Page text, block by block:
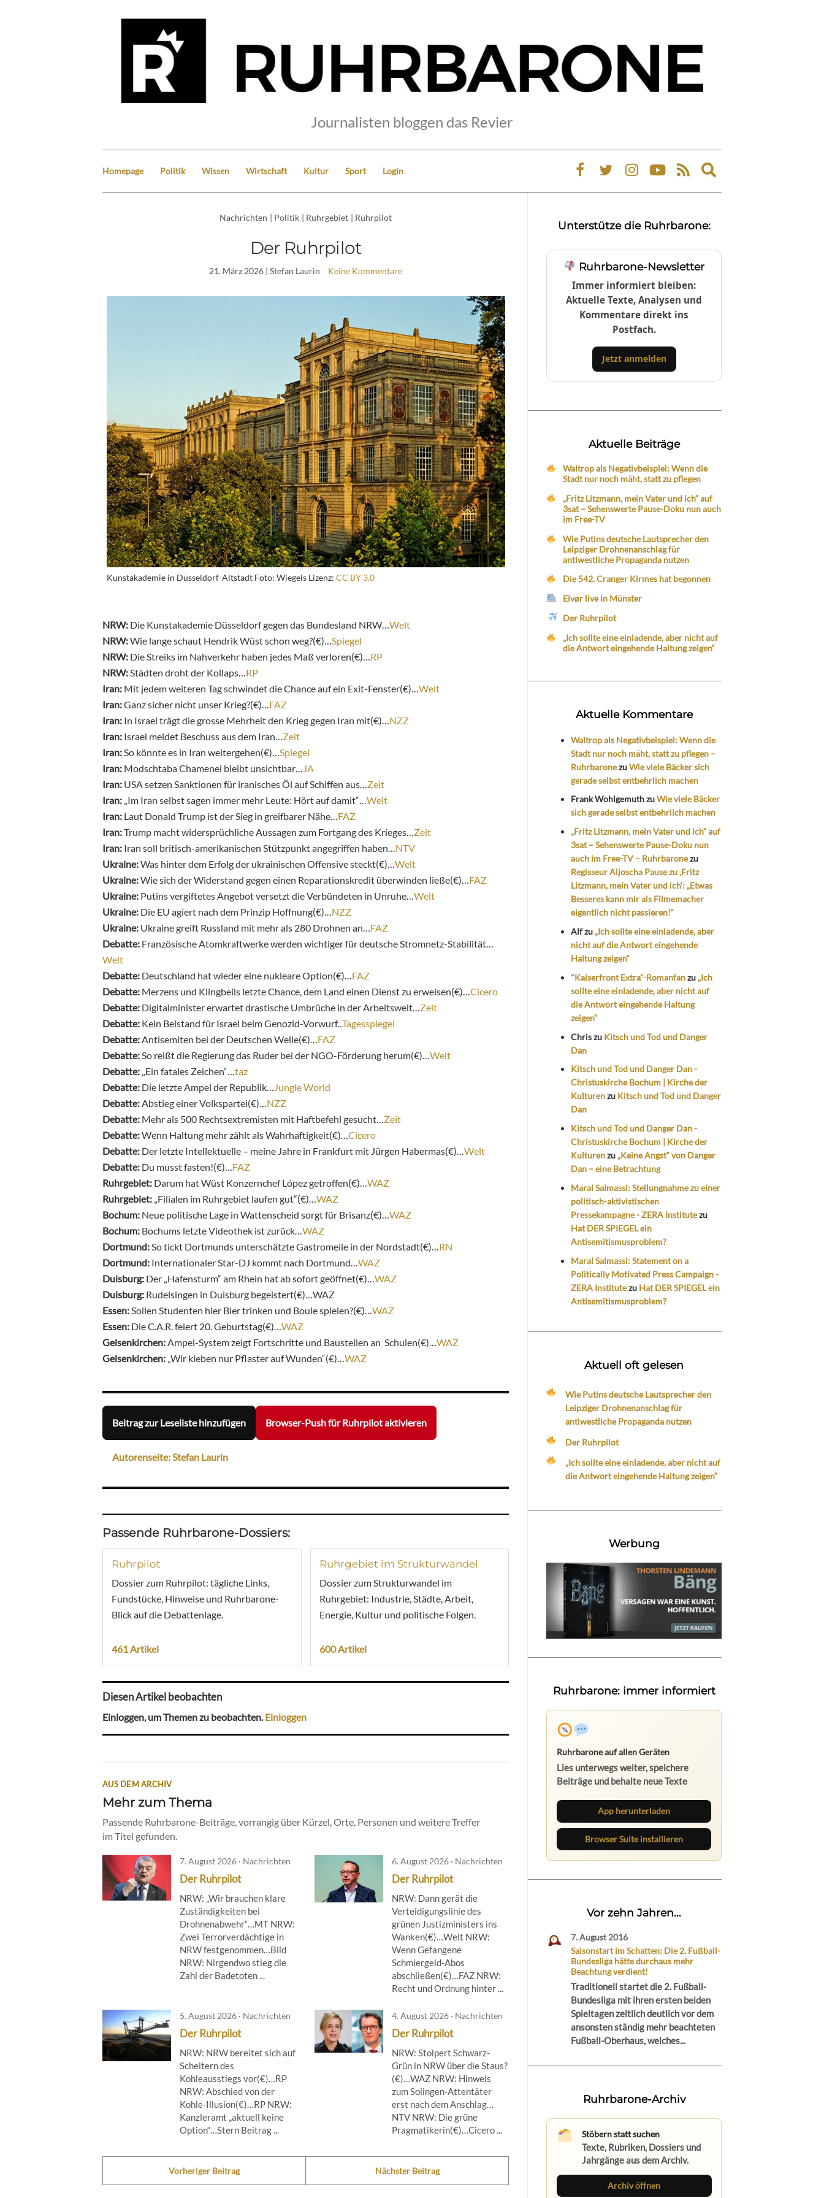
Journalisten bloggen das Revier
Homepage Politik Wissen Wirtschaft Kultur Sport Login
Expand
search
Nachrichten | Politik | Ruhrgebiet | Ruhrpilot
Der Ruhrpilot
21. März 2026 | Stefan Laurin Keine Kommentare
Kunstakademie in Düsseldorf-Altstadt Foto: Wiegels Lizenz: CC BY 3.0
NRW: Die Kunstakademie Düsseldorf gegen das Bundesland NRW… Welt
NRW:Wie lange schaut Hendrik Wüst schon weg?(€)… Spiegel
NRW: Die Streiks im Nahverkehr haben jedes Maß verloren(€)… RP
NRW: Städten droht der Kollaps… RP
Iran: Mit jedem weiteren Tag schwindet die Chance auf ein Exit-Fenster(€)… Welt
Iran:Ganz sicher nicht unser Krieg?(€)… FAZ
Iran: In Israel trägt die grosse Mehrheit den Krieg gegen Iran mit(€)… NZZ
Iran: Israel meldet Beschuss aus dem Iran… Zeit
Iran: So könnte es in Iran weitergehen(€)… Spiegel
Iran: Modschtaba Chamenei bleibt unsichtbar…
JA
Iran: USA setzen Sanktionen für iranisches Öl auf Schiffen aus… Zeit
Iran: „Im Iran selbst sagen immer mehr Leute: Hört auf damit“… Welt
Iran: Laut Donald Trump ist der Sieg in greifbarer Nähe… FAZ
Iran:Trump macht widersprüchliche Aussagen zum Fortgang des Krieges… Zeit
Iran: Iran soll britisch-amerikanischen Stützpunkt angegriffen haben… NTV
Ukraine:Was hinter dem Erfolg der ukrainischen Offensive steckt(€)… Welt
Ukraine:Wie sich der Widerstand gegen einen Reparationskredit überwinden ließe(€)… FAZ
Ukraine: Putins vergiftetes Angebot versetzt die Verbündeten in Unruhe… Welt
Ukraine: Die EU agiert nach dem Prinzip Hoffnung(€)… NZZ
Ukraine: Ukraine greift Russland mit mehr als 280 Drohnen an… FAZ
Debatte: Französische Atomkraftwerke werden wichtiger für deutsche Stromnetz-Stabilität…
Welt
Debatte: Deutschland hat wieder eine nukleare Option(€)… FAZ
Debatte: Merzens und Klingbeils letzte Chance, dem Land einen Dienst zu erweisen(€)… Cicero
Debatte: Digitalminister erwartet drastische Umbrüche in der Arbeitswelt… Zeit
Debatte: Kein Beistand für Israel beim Genozid-Vorwurf.. .Tagesspiegel
Debatte: Antisemiten bei der Deutschen Welle(€)… FAZ
Debatte: So reißt die Regierung das Ruder bei der NGO-Förderung herum(€)… Welt
Debatte: „Ein fatales Zeichen“… taz
Debatte: Die letzte Ampel der Republik…
Jungle World
Debatte: Abstieg einer Volkspartei(€)… NZZ
Debatte: Mehr als 500 Rechtsextremisten mit Haftbefehl gesucht… Zeit
Debatte:Wenn Haltung mehr zählt als Wahrhaftigkeit(€)… Cicero
Debatte: Der letzte Intellektuelle – meine Jahre in Frankfurt mit Jürgen Habermas(€)… Welt
Debatte: Du musst fasten!(€)… FAZ
Ruhrgebiet: Darum hat Wüst Konzernchef López getroffen(€)… WAZ
Ruhrgebiet: „Filialen im Ruhrgebiet laufen gut“(€)… WAZ
Bochum: Neue politische Lage in Wattenscheid sorgt für Brisanz(€)… WAZ
Bochum: Bochums letzte Videothek ist zurück… WAZ
Dortmund: So tickt Dortmunds unterschätzte Gastromeile in der Nordstadt(€)… RN
Dortmund: Internationaler Star-DJ kommt nach Dortmund… WAZ
Duisburg: Der „Hafensturm“ am Rhein hat ab sofort geöffnet(€)… WAZ
Duisburg: Rudelsingen in Duisburg begeistert(€)…WAZ
Essen: Sollen Studenten hier Bier trinken und Boule spielen?(€)… WAZ
Essen: Die C.A.R. feiert 20. Geburtstag(€)… WAZ
Gelsenkirchen: Ampel-System zeigt Fortschritte und Baustellen an Schulen(€)… WAZ
Gelsenkirchen: „Wir kleben nur Pflaster auf Wunden“(€)… WAZ
Beitrag zur Leseliste hinzufügen Browser-Push für Ruhrpilot aktivieren
Autorenseite: Stefan Laurin
Passende Ruhrbarone-Dossiers:
Ruhrpilot
Dossier zum Ruhrpilot: tägliche Links,
Fundstücke, Hinweise und Ruhrbarone-
Blick auf die Debattenlage.
461 Artikel
Ruhrgebiet im Strukturwandel
Dossier zum Strukturwandel im
Ruhrgebiet: Industrie, Städte, Arbeit,
Energie, Kultur und politische Folgen.
600 Artikel
Diesen Artikel beobachten
Einloggen, um Themen zu beobachten.Einloggen
AUS DEM ARCHIV
Mehr zum Thema
Passende Ruhrbarone-Beiträge, vorrangig über Kürzel, Orte, Personen und weitere Treffer
im Titel gefunden.
7. August 2026 · Nachrichten
Der Ruhrpilot
NRW: „Wir brauchen klare
Zuständigkeiten bei
Drohnenabwehr“…MT NRW:
Zwei Terrorverdächtige in
NRW festgenommen…Bild
NRW: Nirgendwo stieg die
Zahl der Badetoten ...
6. August 2026 · Nachrichten
Der Ruhrpilot
NRW: Dann gerät die
Verteidigungslinie des
grünen Justizministers ins
Wanken(€)…Welt NRW:
Wenn Gefangene
Schmiergeld-Abos
abschließen(€)…FAZ NRW:
Recht und Ordnung hinter ...
5. August 2026 · Nachrichten
Der Ruhrpilot
NRW: NRW bereitet sich auf
Scheitern des
Kohleausstiegs vor(€)…RP
NRW: Abschied von der
Kohle-Illusion(€)…RP NRW:
Kanzleramt „aktuell keine
Option“…Stern Beitrag ...
4. August 2026 · Nachrichten
Der Ruhrpilot
NRW: Stolpert Schwarz-
Grün in NRW über die Staus?
(€)…WAZ NRW: Hinweis
zum Solingen-Attentäter
erst nach dem Anschlag…
NTV NRW: Die grüne
Pragmatikerin(€)…Cicero ...
Vorheriger Beitrag Nächster Beitrag
Unterstütze die Ruhrbarone:
Ruhrbarone-Newsletter
Immer informiert bleiben:
Aktuelle Texte, Analysen und
Kommentare direkt ins
Postfach.
Jetzt anmelden
Aktuelle Beiträge
Waltrop als Negativbeispiel: Wenn die
Stadt nur noch mäht, statt zu pflegen
„Fritz Litzmann, mein Vater und ich“ auf
3sat – Sehenswerte Pause-Doku nun auch
im Free-TV
Wie Putins deutsche Lautsprecher den
Leipziger Drohnenanschlag für
antiwestliche Propaganda nutzen
Die 542. Cranger Kirmes hat begonnen
Eivør live in Münster
Der Ruhrpilot
„Ich sollte eine einladende, aber nicht auf
die Antwort eingehende Haltung zeigen“
Aktuelle Kommentare
Waltrop als Negativbeispiel: Wenn die
Stadt nur noch mäht, statt zu pflegen –
RuhrbaronezuWie viele Bäcker sich
gerade selbst entbehrlich machen
Frank WohlgemuthzuWie viele Bäcker
sich gerade selbst entbehrlich machen
„Fritz Litzmann, mein Vater und ich“ auf
3sat – Sehenswerte Pause-Doku nun
auch im Free-TV – Ruhrbaronezu
Regisseur Aljoscha Pause zu ‚Fritz
Litzmann, mein Vater und ich‘: „Etwas
Besseres kann mir als Filmemacher
eigentlich nicht passieren!“
Alfzu „Ich sollte eine einladende, aber
nicht auf die Antwort eingehende
Haltung zeigen“
"Kaiserfront Extra"-Romanfanzu „Ich
sollte eine einladende, aber nicht auf
die Antwort eingehende Haltung
zeigen“
Chriszu Kitsch und Tod und Danger
Dan
Kitsch und Tod und Danger Dan -
Christuskirche Bochum | Kirche der
Kulturenzu Kitsch und Tod und Danger
Dan
Kitsch und Tod und Danger Dan -
Christuskirche Bochum | Kirche der
Kulturenzu „Keine Angst“ von Danger
Dan – eine Betrachtung
Maral Salmassi: Stellungnahme zu einer
politisch-aktivistischen
Pressekampagne - ZERA Institutezu
Hat DER SPIEGEL ein
Antisemitismusproblem?
Maral Salmassi: Statement on a
Politically Motivated Press Campaign -
ZERA Institutezu Hat DER SPIEGEL ein
Antisemitismusproblem?
Aktuell oft gelesen
Wie Putins deutsche Lautsprecher den
Leipziger Drohnenanschlag für
antiwestliche Propaganda nutzen
Der Ruhrpilot
„Ich sollte eine einladende, aber nicht auf
die Antwort eingehende Haltung zeigen“
Werbung
Ruhrbarone: immer informiert
Ruhrbarone auf allen Geräten
Lies unterwegs weiter, speichere
Beiträge und behalte neue Texte
App herunterladen
Browser Suite installieren
Vor zehn Jahren...
7. August 2016
Saisonstart im Schatten: Die 2. Fußball-
Bundesliga hätte durchaus mehr
Beachtung verdient!
Traditionell startet die 2. Fußball-
Bundesliga mit ihren ersten beiden
Spieltagen zeitlich deutlich vor dem
ansonsten ständig mehr beachteten
Fußball-Oberhaus, welches...
Ruhrbarone-Archiv
Stöbern statt suchen
Texte, Rubriken, Dossiers und
Jahrgänge aus dem Archiv.
Archiv öffnen